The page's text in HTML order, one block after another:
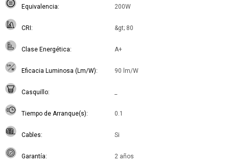
Equivalencia 200W
CRI &gt; 80
Clase Energética A+
Eficacia Luminosa (Lm/W) 90 lm/W
Casquillo
Tiempo de Arranque(s) 0.1
Cables Si
Garantía 2 años